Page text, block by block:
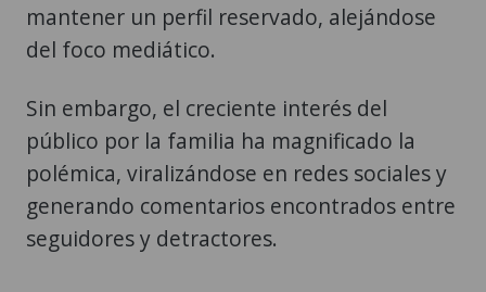
mantener un perfil reservado, alejándose
del foco mediático.
Sin embargo, el creciente interés del
público por la familia ha magnificado la
polémica, viralizándose en redes sociales y
generando comentarios encontrados entre
seguidores y detractores.